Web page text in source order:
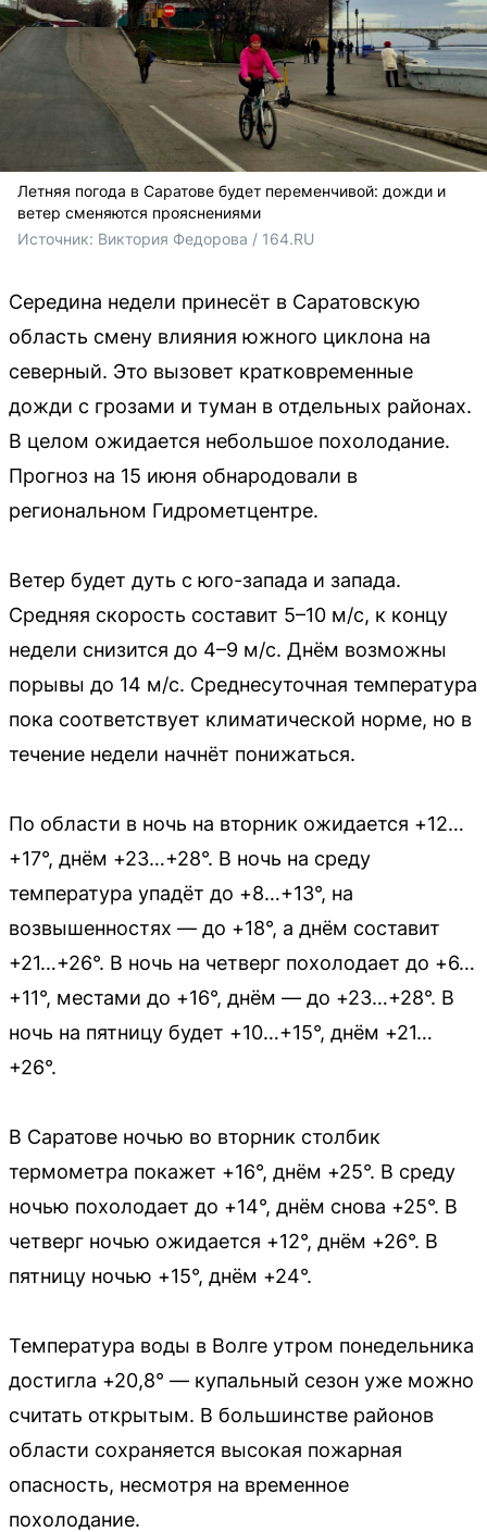
Летняя погода в Саратове будет переменчивой: дожди и
ветер сменяются прояснениями
Источник: Виктория Федорова / 164.RU
Середина недели принесёт в Саратовскую
область смену влияния южного циклона на
северный. Это вызовет кратковременные
дожди с грозами и туман в отдельных районах.
В целом ожидается небольшое похолодание.
Прогноз на 15 июня обнародовали в
региональном Гидрометцентре.
Ветер будет дуть с юго-запада и запада.
Средняя скорость составит 5–10 м/с, к концу
недели снизится до 4–9 м/с. Днём возможны
порывы до 14 м/с. Среднесуточная температура
пока соответствует климатической норме, но в
течение недели начнёт понижаться.
По области в ночь на вторник ожидается +12…
+17°, днём +23…+28°. В ночь на среду
температура упадёт до +8…+13°, на
возвышенностях — до +18°, а днём составит
+21…+26°. В ночь на четверг похолодает до +6…
+11°, местами до +16°, днём — до +23…+28°. В
ночь на пятницу будет +10…+15°, днём +21…
+26°.
В Саратове ночью во вторник столбик
термометра покажет +16°, днём +25°. В среду
ночью похолодает до +14°, днём снова +25°. В
четверг ночью ожидается +12°, днём +26°. В
пятницу ночью +15°, днём +24°.
Температура воды в Волге утром понедельника
достигла +20,8° — купальный сезон уже можно
считать открытым. В большинстве районов
области сохраняется высокая пожарная
опасность, несмотря на временное
похолодание.